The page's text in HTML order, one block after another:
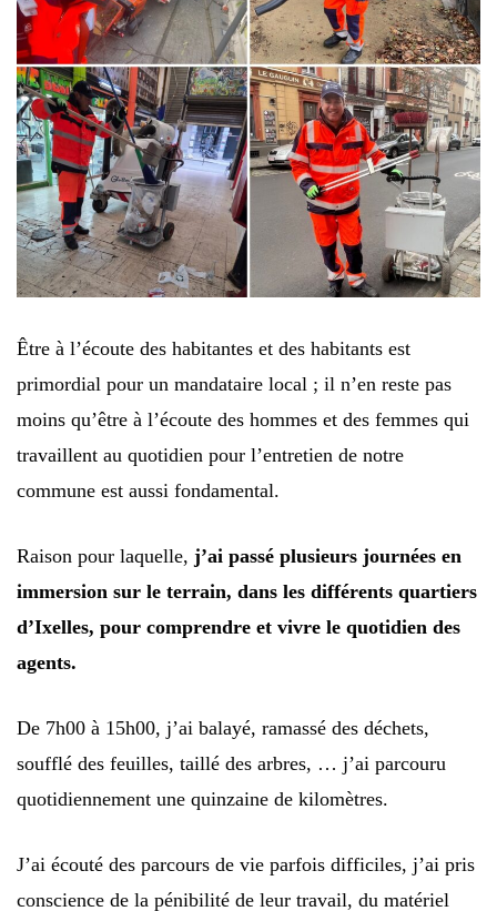
Être à l’écoute des habitantes et des habitants est
primordial pour un mandataire local ; il n’en reste pas
moins qu’être à l’écoute des hommes et des femmes qui
travaillent au quotidien pour l’entretien de notre
commune est aussi fondamental.
Raison pour laquelle, j’ai passé plusieurs journées en
immersion sur le terrain, dans les différents quartiers
d’Ixelles, pour comprendre et vivre le quotidien des
agents.
De 7h00 à 15h00, j’ai balayé, ramassé des déchets,
soufflé des feuilles, taillé des arbres, … j’ai parcouru
quotidiennement une quinzaine de kilomètres.
J’ai écouté des parcours de vie parfois difficiles, j’ai pris
conscience de la pénibilité de leur travail, du matériel